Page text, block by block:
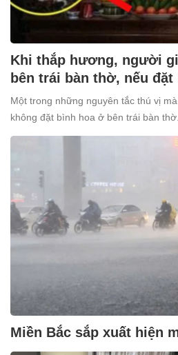
Khi thắp hương, người
bên trái bàn thờ, nếu
Một trong những nguyên tắc thú vị
không đặt bình hoa ở bên trái bàn
Tại sao nhiều người giàu lại kiêng kỵ
Miền Bắc sắp xuất hiện